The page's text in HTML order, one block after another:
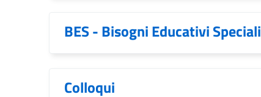
BES - Bisogni Educativi Speciali
Colloqui